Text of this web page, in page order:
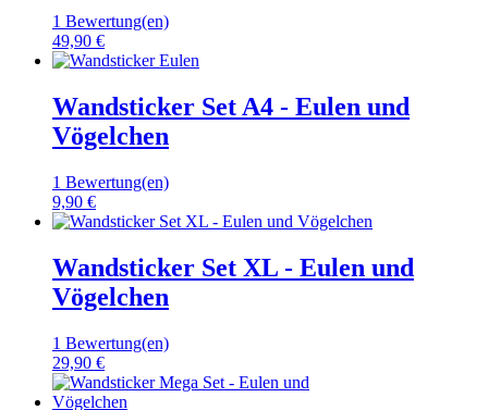
1 Bewertung(en)
49,90 €
Wandsticker Set A4 - Eulen und
Vögelchen
1 Bewertung(en)
9,90 €
Wandsticker Set XL - Eulen und
Vögelchen
1 Bewertung(en)
29,90 €